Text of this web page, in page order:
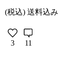
(税込) 送料込み
3 11